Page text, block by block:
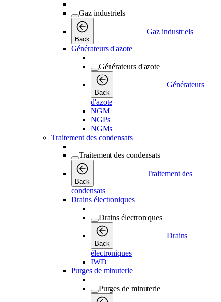
Gaz industriels
Back
Gaz industriels
Générateurs d'azote
Générateurs d'azote
Back
Générateurs
d'azote
NGM
NGPs
NGMs
Traitement des condensats
Traitement des condensats
Back
Traitement des
condensats
Drains électroniques
Drains électroniques
Back
Drains
électroniques
IWD
Purges de minuterie
Purges de minuterie